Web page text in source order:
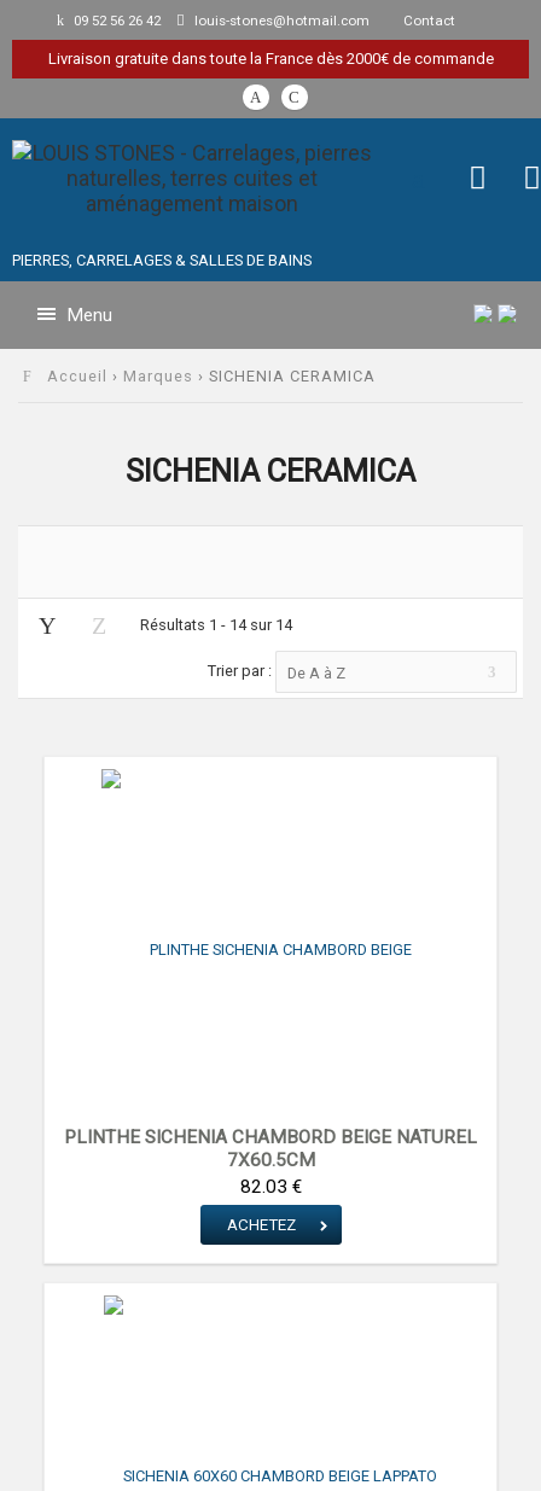
09 52 56 26 42 louis-stones@hotmail.com Contact
Livraison gratuite dans toute la France dès 2000€ de commande
PIERRES, CARRELAGES & SALLES DE BAINS
Menu
Accueil › Marques › SICHENIA CERAMICA
SICHENIA CERAMICA
Résultats 1 - 14 sur 14
Trier par : De A à Z
PLINTHE SICHENIA CHAMBORD BEIGE NATUREL
7X60.5CM
SICHENIA CERAMICA
82.03 €
ACHETEZ